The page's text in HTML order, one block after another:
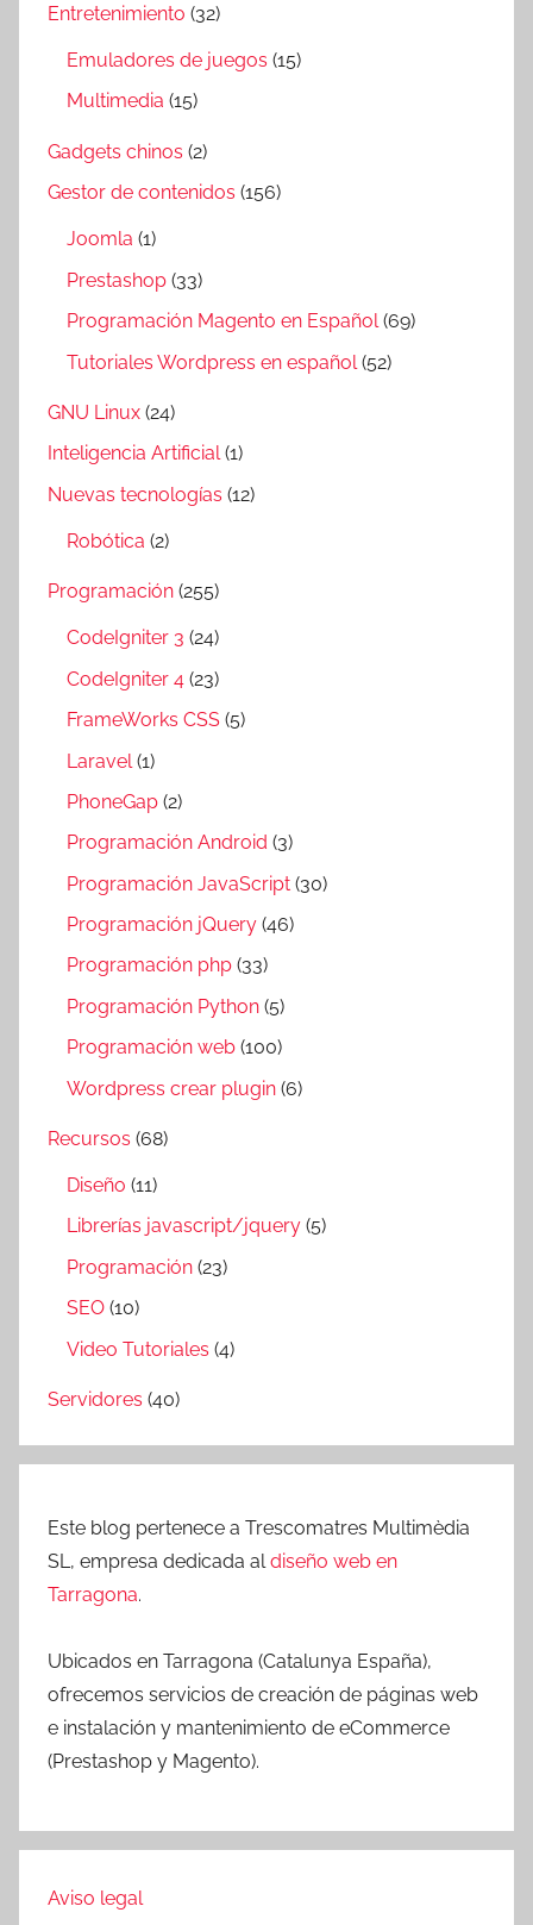
Entretenimiento (32)
Emuladores de juegos (15)
Multimedia (15)
Gadgets chinos (2)
Gestor de contenidos (156)
Joomla (1)
Prestashop (33)
Programación Magento en Español(69)
Tutoriales Wordpress en español (52)
GNU Linux (24)
Inteligencia Artificial(1)
Nuevas tecnologías (12)
Robótica (2)
Programación (255)
CodeIgniter 3 (24)
CodeIgniter 4 (23)
FrameWorks CSS (5)
Laravel (1)
PhoneGap (2)
Programación Android (3)
Programación JavaScript (30)
Programación jQuery (46)
Programación php (33)
Programación Python (5)
Programación web (100)
Wordpress crear plugin (6)
Recursos (68)
Diseño (11)
Librerías javascript/jquery (5)
Programación (23)
SEO (10)
Video Tutoriales (4)
Servidores (40)
Este blog pertenece a Trescomatres Multimèdia
SL, empresa dedicada aldiseño web en
Tarragona.
Ubicados en Tarragona (Catalunya España),
ofrecemos servicios de creación de páginas web
e instalación y mantenimiento de eCommerce
(Prestashop y Magento).
Aviso legal